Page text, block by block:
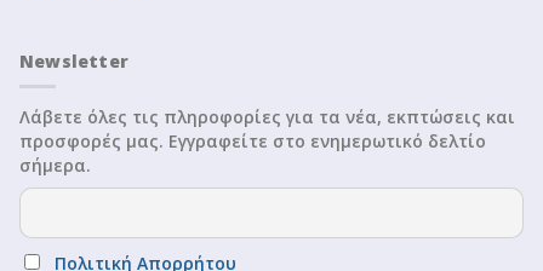
Newsletter
Λάβετε όλες τις πληροφορίες για τα νέα, εκπτώσεις και
προσφορές μας. Εγγραφείτε στο ενημερωτικό δελτίο
σήμερα.
Πολιτική Απορρήτου